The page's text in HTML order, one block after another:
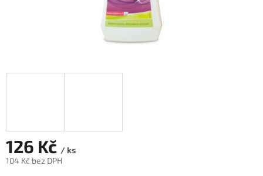
126 Kč / ks
104 Kč bez DPH